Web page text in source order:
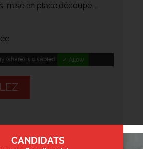
mise en place découpe....
(share) is disabled. ✓ Allow
CANDIDATS